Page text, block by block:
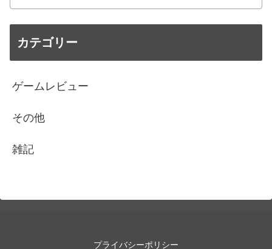
カテゴリー
ゲームレビュー
その他
雑記
プライバシーポリシー